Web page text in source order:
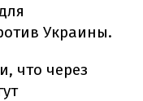
Украины.
что через